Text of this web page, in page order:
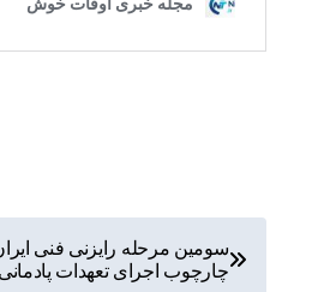
سومین مرحله رایزنی فنی
چارچوب اجرای تعهدات پادمانی